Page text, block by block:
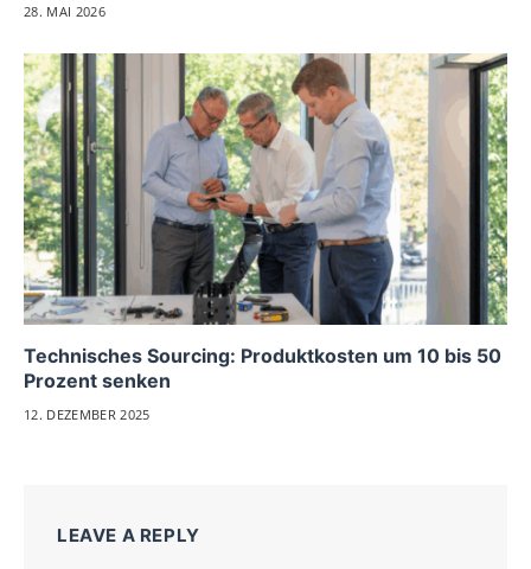
28. MAI 2026
Technisches Sourcing: Produktkosten um 10 bis 50
Prozent senken
12. DEZEMBER 2025
LEAVE A REPLY